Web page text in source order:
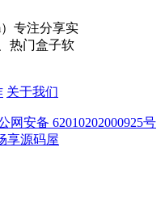
专注分享实
热门盒子软
关于我们
网安备 62010202000925号
享源码屋